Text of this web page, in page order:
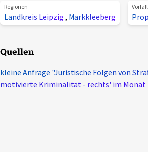
Regionen
Landkreis Leipzig , Markkleeberg
Quellen
kleine Anfrage "Juristische Folgen von
motivierte Kriminalität - rechts' im Monat